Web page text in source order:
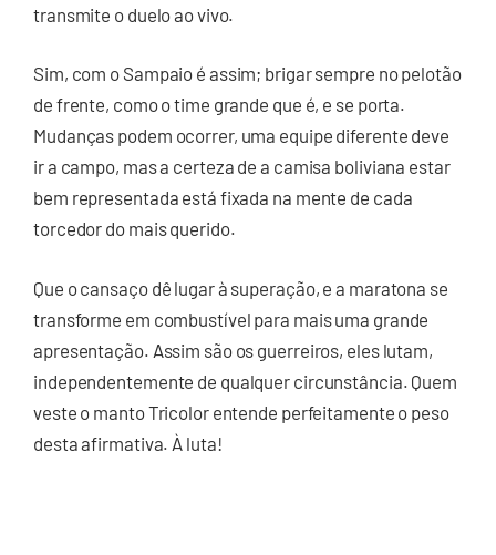
transmite o duelo ao vivo.
Sim, com o Sampaio é assim; brigar sempre no pelotão
de frente, como o time grande que é, e se porta.
Mudanças podem ocorrer, uma equipe diferente deve
ir a campo, mas a certeza de a camisa boliviana estar
bem representada está fixada na mente de cada
torcedor do mais querido.
Que o cansaço dê lugar à superação, e a maratona se
transforme em combustível para mais uma grande
apresentação. Assim são os guerreiros, eles lutam,
independentemente de qualquer circunstância. Quem
veste o manto Tricolor entende perfeitamente o peso
desta afirmativa. À luta!